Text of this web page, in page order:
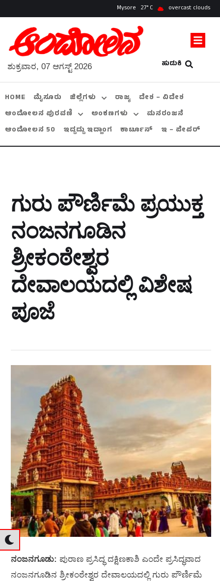
Mysore 27 overcast clouds
ಹುಡುಕಿ
ಶುಕ್ರವಾರ, 07 ಆಗಸ್ಟ್ 2026
HOME ಮೈಸೂರು ಜಿಲ್ಲೆಗಳು ರಾಜ್ಯ
ದೇಶ – ವಿದೇಶ
ಆಂದೋಲನ ಪುರವಣಿ
ಅಂಕಣಗಳು
ಮನರಂಜನೆ
ಆಂದೋಲನ 50
ಇದ್ದದ್ದು ಇದ್ಹಾಂಗ ಕಾರ್ಟೂನ್ ಇ – ಪೇಪರ್
ಗುರು ಪೌರ್ಣಿಮೆ ಪ್ರಯುಕ್ತ
ನಂಜನಗೂಡಿನ
ಶ್ರೀಕಂಠೇಶ್ವರ
ದೇವಾಲಯದಲ್ಲಿ ವಿಶೇಷ
ಪೂಜೆ
ನಂಜನಗೂಡು: ಪುರಾಣ ಪ್ರಸಿದ್ಧ ದಕ್ಷಿಣಕಾಶಿ ಎಂದೇ ಪ್ರಸಿದ್ಧವಾದ
ನಂಜನಗೂಡಿನ ಶ್ರೀಕಂಠೇಶ್ವರ ದೇವಾಲಯದಲ್ಲಿ ಗುರು ಪೌರ್ಣಿಮೆ